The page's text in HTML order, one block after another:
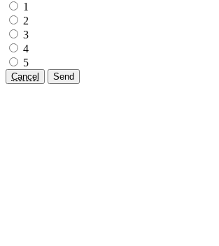
1
2
3
4
5
Cancel Send